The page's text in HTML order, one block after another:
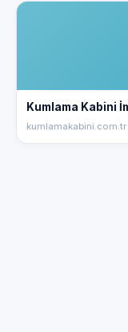
Kumlama Kabini
kumlamakabini.com.tr